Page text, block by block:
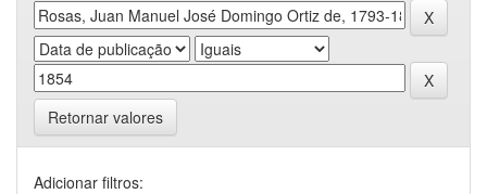
Retornar valores
Adicionar filtros: